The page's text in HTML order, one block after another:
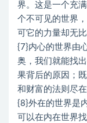
界。这是一个充
个不可见的世界，
可它的力量却无比
{7}内心的世界由
奥，我们就能找
果背后的原因；
和财富的法则尽
{8}外在的世界是
可以在内在世界